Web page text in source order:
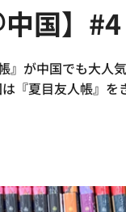
国】#4
』が中国でも大
『夏目友人帳』を